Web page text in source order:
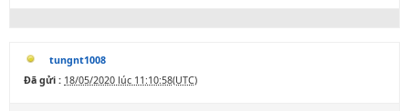
tungnt1008
Đã gửi : 18/05/2020 lúc 11:10:58(UTC)